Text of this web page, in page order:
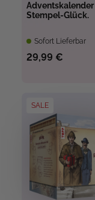
Adventskalender
Stempel-Glück.
Sofort Lieferbar
29,99 €
SALE